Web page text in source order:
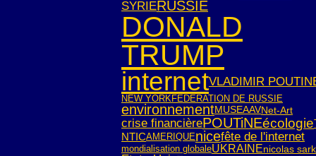
SYRIERUSSIE
DONALD
TRUMP
internetVLADIMIR
NEW YORKFEDERATION DE RUSSIE
environnementMUSEAAVNet-Art
crise financièrePOUTiNEécologie
NTICAMERIQUEnicefête de l'internet
mondialisation globaleUKRAINEnicolas